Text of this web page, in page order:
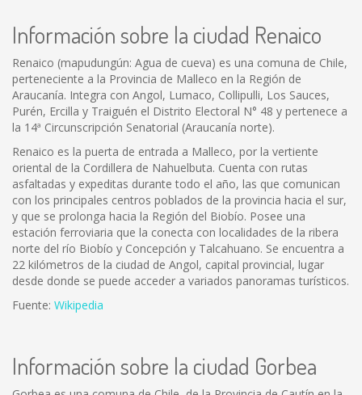
Información sobre la ciudad Renaico
Renaico (mapudungún: Agua de cueva) es una comuna de Chile,
perteneciente a la Provincia de Malleco en la Región de
Araucanía. Integra con Angol, Lumaco, Collipulli, Los Sauces,
Purén, Ercilla y Traiguén el Distrito Electoral N° 48 y pertenece a
la 14ª Circunscripción Senatorial (Araucanía norte).
Renaico es la puerta de entrada a Malleco, por la vertiente
oriental de la Cordillera de Nahuelbuta. Cuenta con rutas
asfaltadas y expeditas durante todo el año, las que comunican
con los principales centros poblados de la provincia hacia el sur,
y que se prolonga hacia la Región del Biobío. Posee una
estación ferroviaria que la conecta con localidades de la ribera
norte del río Biobío y Concepción y Talcahuano. Se encuentra a
22 kilómetros de la ciudad de Angol, capital provincial, lugar
desde donde se puede acceder a variados panoramas turísticos.
Fuente: Wikipedia
Información sobre la ciudad Gorbea